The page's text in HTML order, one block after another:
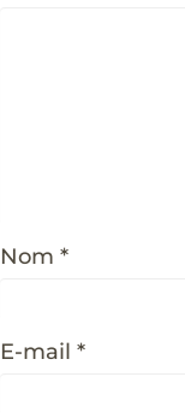
Nom *
E-mail *